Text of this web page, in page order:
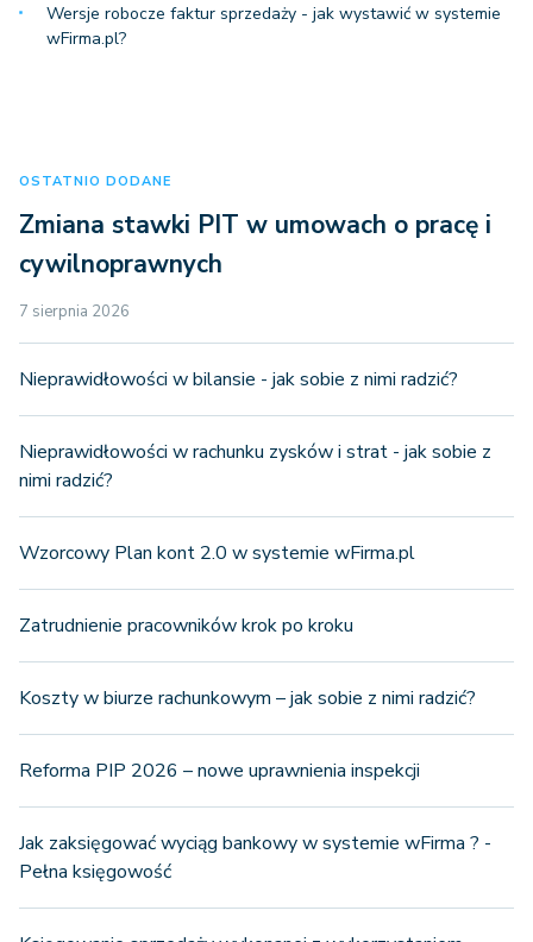
Wersje robocze faktur sprzedaży - jak wystawić w systemie
wFirma.pl?
OSTATNIO DODANE
Zmiana stawki PIT w umowach o pracę i
cywilnoprawnych
7 sierpnia 2026
Nieprawidłowości w bilansie - jak sobie z nimi radzić?
Nieprawidłowości w rachunku zysków i strat - jak sobie z
nimi radzić?
Wzorcowy Plan kont 2.0 w systemie wFirma.pl
Zatrudnienie pracowników krok po kroku
Koszty w biurze rachunkowym – jak sobie z nimi radzić?
Reforma PIP 2026 – nowe uprawnienia inspekcji
Jak zaksięgować wyciąg bankowy w systemie wFirma ? -
Pełna księgowość